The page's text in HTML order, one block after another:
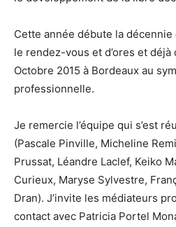
Cette année débute la
le rendez-vous et d’ores et déjà
Octobre 2015 à Bordeaux au
professionnelle.
Je remercie l’équipe qui s’est
(Pascale Pinville, Micheline
Prussat, Léandre Laclef, Keiko
Curieux, Maryse Sylvestre,
Dran). J’invite les médiateurs
contact avec Patricia Portel